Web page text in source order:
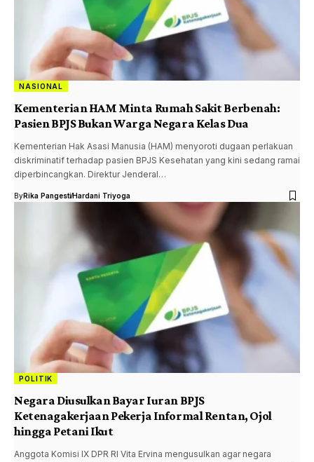
NASIONAL
Kementerian HAM Minta Rumah Sakit Berbenah:
Pasien BPJS Bukan Warga Negara Kelas Dua
Kementerian Hak Asasi Manusia (HAM) menyoroti dugaan perlakuan
diskriminatif terhadap pasien BPJS Kesehatan yang kini sedang ramai
diperbincangkan. Direktur Jenderal…
ByRika PangestiHardani Triyoga
POLITIK
Negara Diusulkan Bayar Iuran BPJS
Ketenagakerjaan Pekerja Informal Rentan, Ojol
hingga Petani Ikut
Anggota Komisi IX DPR RI Vita Ervina mengusulkan agar negara